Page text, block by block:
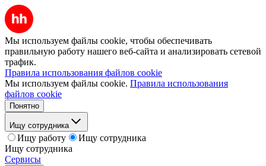
Мы используем файлы cookie, чтобы обеспечивать
правильную работу нашего веб-сайта и анализировать сетевой
трафик.
Правила использования файлов cookie
Мы используем файлы cookie. Правила использования
файлов cookie
Понятно
Ищу сотрудника
Ищу работу
Ищу сотрудника
Ищу сотрудника
Сервисы